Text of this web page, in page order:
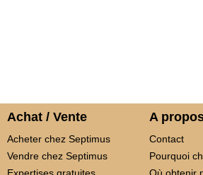
Achat / Vente
Acheter chez Septimus
Vendre chez Septimus
A
Contact
Pourquoi